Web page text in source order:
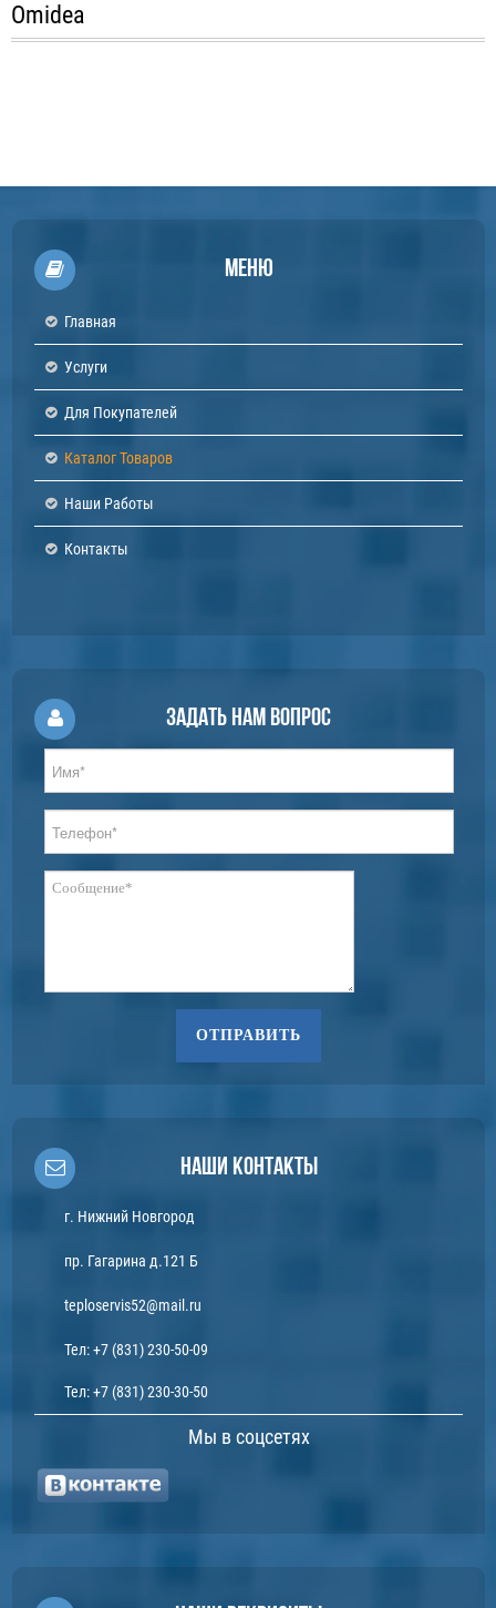
Omidea
Меню
Главная
Услуги
Для Покупателей
Каталог Товаров
Наши Работы
Контакты
Задать нам вопрос
ОТПРАВИТЬ
Наши контакты
г. Нижний Новгород
пр. Гагарина д.121 Б
teploservis52@mail.ru
Тел:+7 (831) 230-50-09
Тел:+7 (831) 230-30-50
Мы в соцсетях